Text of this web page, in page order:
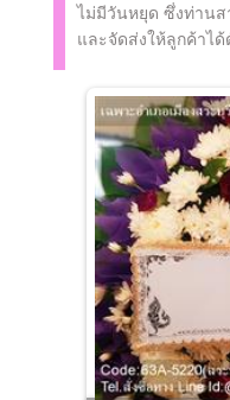
ไม่มีวันหยุด ซึ่งท่านส
และจัดส่งให้ลูกค้าได้